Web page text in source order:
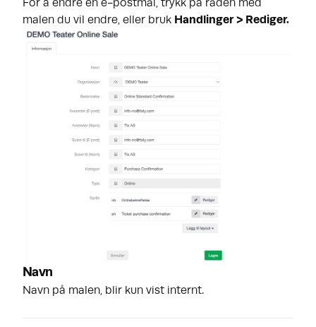
For å endre en e-postmal, trykk på raden med
malen du vil endre, eller bruk Handlinger > Rediger.
Navn
Navn på malen, blir kun vist internt.